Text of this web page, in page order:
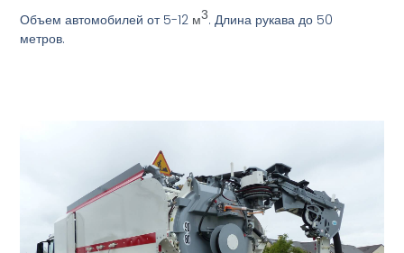
Объем автомобилей от 5-12 м3. Длина рукава до 50
метров.